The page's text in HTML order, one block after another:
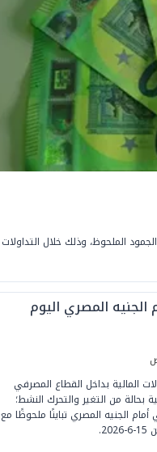
الملحوظ، وذلك خلال التداولات
الجنيه المصري اليوم
المالية بداخل القطاع المصرفي
من التغير والتحرك النشط؛
الجنيه المصري تباينًا ملحوظًا مع